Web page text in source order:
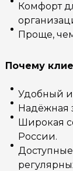
Комфорт
Проще,
Почему
Удобный
Надёжная
Широкая
России.